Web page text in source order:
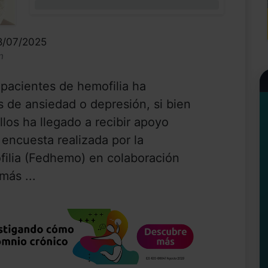
07/2025
de hemofilia ha
ansiedad o depresión, si bien
ha llegado a recibir apoyo
realizada por la
(Fedhemo) en colaboración
...